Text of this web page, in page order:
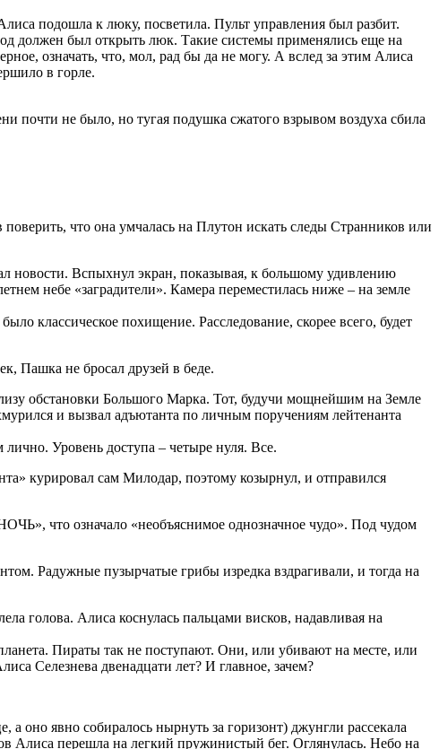
подошла к люку, посветила. Пульт управления был разбит.
должен был открыть люк. Такие системы применялись еще на
означать, что, мол, рад бы да не могу. А вслед за этим Алиса
в горле.
почти не было, но тугая подушка сжатого взрывом воздуха сбила
что она умчалась на Плутон искать следы Странников или
новости. Вспыхнул экран, показывая, к большому удивлению
небе «заградители». Камера переместилась ниже – на земле
классическое похищение. Расследование, скорее всего, будет
Пашка не бросал друзей в беде.
обстановки Большого Марка. Тот, будучи мощнейшим на Земле
и вызвал адъютанта по личным поручениям лейтенанта
Уровень доступа – четыре нуля. Все.
курировал сам Милодар, поэтому козырнул, и отправился
что означало «необъяснимое однозначное чудо». Под чудом
Радужные пузырчатые грибы изредка вздрагивали, и тогда на
голова. Алиса коснулась пальцами висков, надавливая на
Пираты так не поступают. Они, или убивают на месте, или
Селезнева двенадцати лет? И главное, зачем?
а оно явно собиралось нырнуть за горизонт) джунгли рассекала
Алиса перешла на легкий пружинистый бег. Оглянулась. Небо на